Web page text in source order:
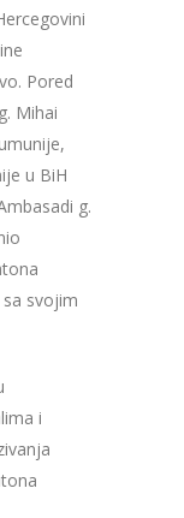
Pored
Mihai
u BiH
g.
svojim
i